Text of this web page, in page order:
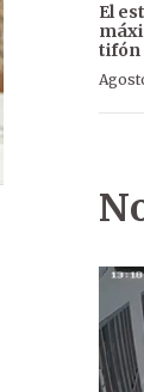
El
tifón